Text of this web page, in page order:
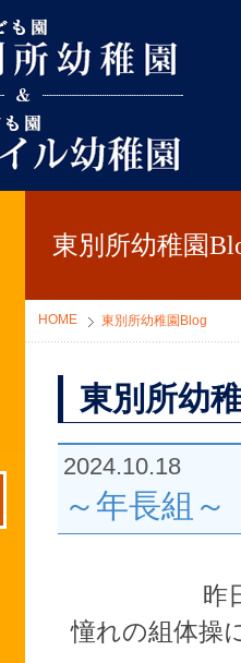
東別所幼稚園
HOME 東別所幼稚園Blog
東別所幼
2024.10.18
～年長組～
昨
憧れの組体操